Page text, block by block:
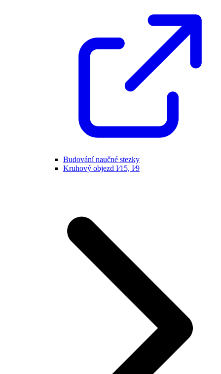
Budování naučné stezky
Kruhový objezd I⁄15, I⁄9